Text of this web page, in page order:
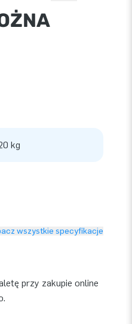
kg
wszystkie specyfikacje
przy zakupie online